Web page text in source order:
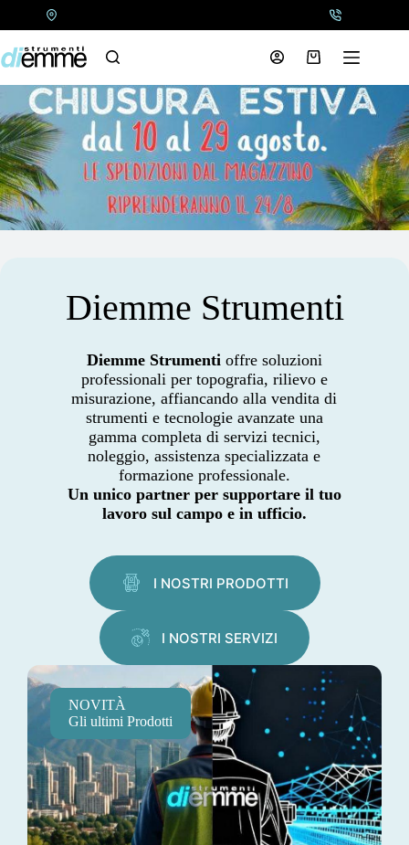
Carrello
Diemme Strumenti
Diemme Strumentioffre soluzioni
professionali per topografia, rilievo e
misurazione, affiancando alla vendita di
strumenti e tecnologie avanzate una
gamma completa di servizi tecnici,
noleggio, assistenza specializzata e
formazione professionale.
Un unico partner per supportare il tuo
lavoro sul campo e in ufficio.
I NOSTRI PRODOTTI
I NOSTRI SERVIZI
NOVITÀ
Gli ultimi Prodotti